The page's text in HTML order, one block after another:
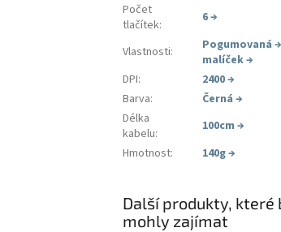
Počet
tlačítek: 6→
Vlastnosti: Pogumovaná →
malíček→
DPI: 2400→
Barva: Černá →
Délka
kabelu: 100cm →
Hmotnost: 140g→
Další produkty, které
mohly zajímat